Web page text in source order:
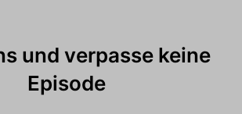
und verpasse keine
Episode